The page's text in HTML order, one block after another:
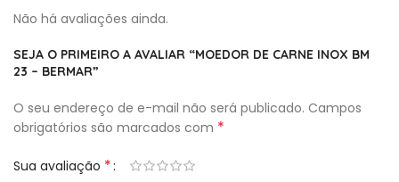
Não há avaliações ainda.
SEJA O PRIMEIRO A AVALIAR “MOEDOR DE CARNE INOX BM
23 – BERMAR”
O seu endereço de e-mail não será publicado. Campos
obrigatórios são marcados com *
Sua avaliação *